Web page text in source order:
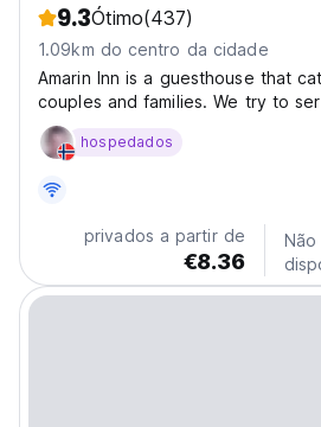
9.3Ótimo(437)
1.09km do centro da cidade
Amarin Inn is a guesthouse that
couples and families. We try to
providing the best value for
conscious guests. Our rooms are
hospedados
privados a partir de
€8.36